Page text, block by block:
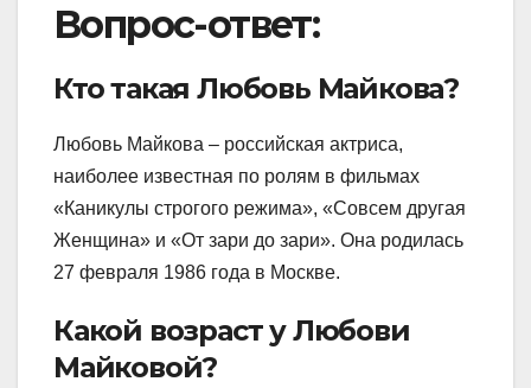
Вопрос-ответ:
Кто такая Любовь Майкова?
Любовь Майкова – российская актриса,
наиболее известная по ролям в фильмах
«Каникулы строгого режима», «Совсем другая
Женщина» и «От зари до зари». Она родилась
27 февраля 1986 года в Москве.
Какой возраст у Любови
Майковой?